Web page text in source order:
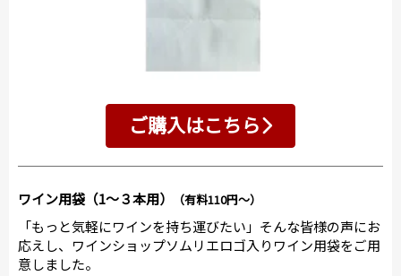
ご購入はこちら
ワイン用袋（1～３本用） （有料110円～）
「もっと気軽にワインを持ち運びたい」そんな皆様の声にお
応えし、ワインショップソムリエロゴ入りワイン用袋をご用
意しました。